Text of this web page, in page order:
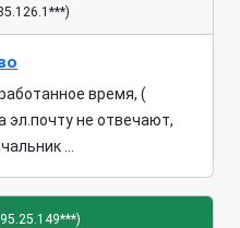
время, (
эл.почту не отвечают,
...